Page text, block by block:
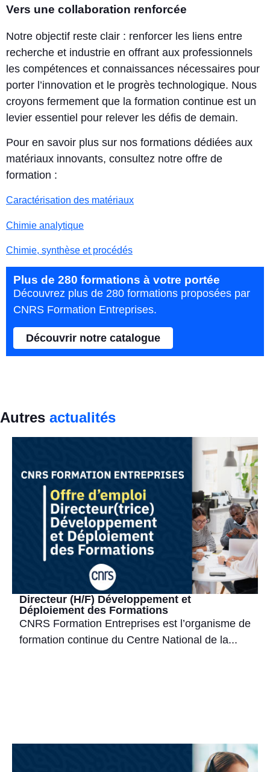
Vers une collaboration renforcée
Notre objectif reste clair : renforcer les liens entre
recherche et industrie en offrant aux professionnels
les compétences et connaissances nécessaires pour
porter l’innovation et le progrès technologique. Nous
croyons fermement que la formation continue est un
levier essentiel pour relever les défis de demain.
Pour en savoir plus sur nos formations dédiées aux
matériaux innovants, consultez notre offre de
formation :
Caractérisation des matériaux
Chimie analytique
Chimie, synthèse et procédés
Plus de 280 formations à votre portée
Découvrez plus de 280 formations proposées par
CNRS Formation Entreprises.
Découvrir notre catalogue
Autres actualités
Directeur (H/F) Développement et
Déploiement des Formations
CNRS Formation Entreprises est l’organisme de
formation continue du Centre National de la...